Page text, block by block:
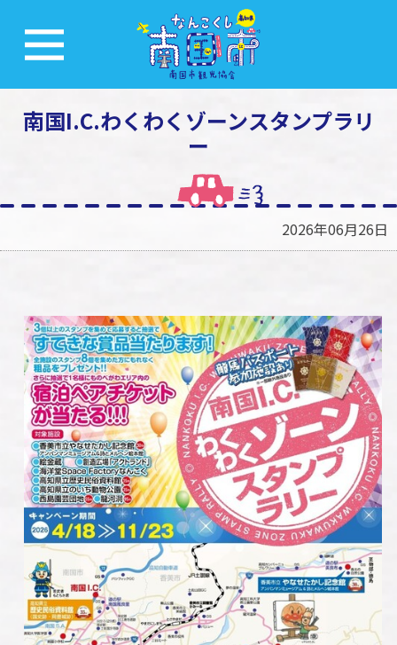
南国I.C.わくわくゾーンスタンプラリ
ー
2026年06月26日